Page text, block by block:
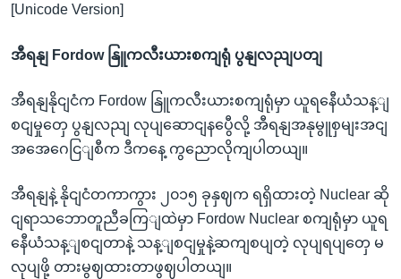
[Unicode Version]
အီရနျ Fordow နြူကလီးယားစကျရုံ ပွနျလညျပတျ
အီရနျနိုငျငံက Fordow နြူကလီးယားစကျရုံမှာ ယူရနေီယံသန့ျ
စငျမှုတှေ ပွနျလညျ လုပျဆောငျနပွေီလို့ အီရနျအနုမွူစှမျးအငျ
အအေဂေငြျစီက ဒီကနေ့ ကွညောလိုကျပါတယျ။
အီရနျနဲ့ နိုငျငံတကာကွား ၂၀၁၅ ခုနှဈက ရရှိထားတဲ့ Nuclear ဆို
ငျရာသဘောတူညီခကြျထဲမှာ Fordow Nuclear စကျရုံမှာ ယူရ
နေီယံသန့ျစငျတာနဲ့ သန့ျစငျမှုနဲ့ဆကျစပျတဲ့ လုပျရပျတှေ မ
လုပျဖို့ တားမွဈထားတာဖွဈပါတယျ။